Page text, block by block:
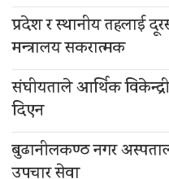
प्रदेश र स्थानीय तहलाई
मन्त्रालय सकरात्मक
संघीयताले आर्थिक
दिएन
बुढानीलकण्ठ नगर